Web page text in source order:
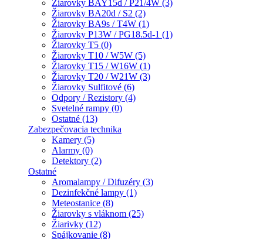
Žiarovky BAY15d / P21/4W (3)
Žiarovky BA20d / S2 (2)
Žiarovky BA9s / T4W (1)
Žiarovky P13W / PG18.5d-1 (1)
Žiarovky T5 (0)
Žiarovky T10 / W5W (5)
Žiarovky T15 / W16W (1)
Žiarovky T20 / W21W (3)
Žiarovky Sulfitové (6)
Odpory / Rezistory (4)
Svetelné rampy (0)
Ostatné (13)
Zabezpečovacia technika
Kamery (5)
Alarmy (0)
Detektory (2)
Ostatné
Aromalampy / Difuzéry (3)
Dezinfekčné lampy (1)
Meteostanice (8)
Žiarovky s vláknom (25)
Žiarivky (12)
Spájkovanie (8)